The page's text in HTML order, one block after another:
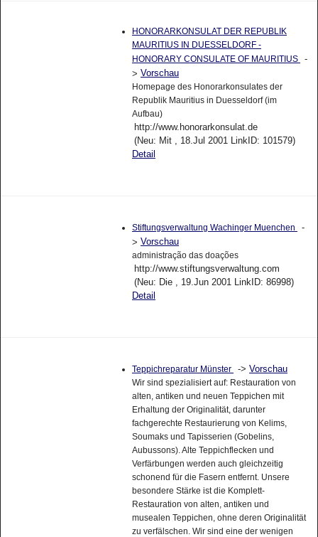
HONORARKONSULAT DER REPUBLIK
MAURITIUS IN DUESSELDORF -
HONORARY CONSULATE OF MAURITIUS
-
> Vorschau
Homepage des Honorarkonsulates der
Republik Mauritius in Duesseldorf (im
Aufbau)
http://www.honorarkonsulat.de
(Neu: Mit , 18.Jul 2001 LinkID: 101579)
Detail
Stiftungsverwaltung Wachinger Muenchen -
> Vorschau
administração das doações
http://www.stiftungsverwaltung.com
(Neu: Die , 19.Jun 2001 LinkID: 86998)
Detail
Teppichreparatur Münster -> Vorschau
Wir sind spezialisiert auf: Restauration von
alten, antiken und neuen Teppichen mit
Erhaltung der Originalität, darunter
fachgerechte Restaurierung von Kelims,
Soumaks und Tapisserien (Gobelins,
Aubussons). Alte Teppichflecken und
Verfärbungen werden auch gleichzeitig
schonend für die Fasern entfernt. Unsere
besondere Stärke ist die Komplett-
Restauration von alten, antiken und
musealen Teppichen, ohne deren Originalität
zu verfälschen. Wir sind eine der wenigen